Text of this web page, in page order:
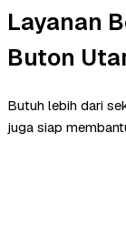
Layanan
Buton
Butuh lebih dari
juga siap